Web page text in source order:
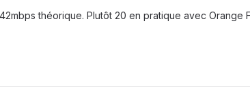
théorique. Plutôt 20 en pratique avec Orange